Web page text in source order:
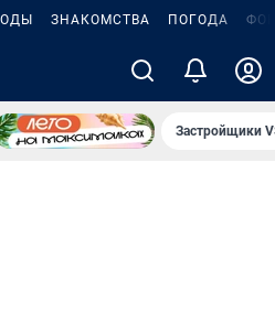
ЗНАКОМСТВА ПОГОДА
Застройщики